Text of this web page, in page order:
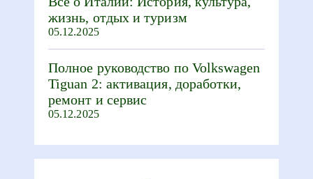
жизнь, отдых и туризм
05.12.2025
Полное руководство по Volkswagen
Tiguan 2: активация, доработки,
ремонт и сервис
05.12.2025